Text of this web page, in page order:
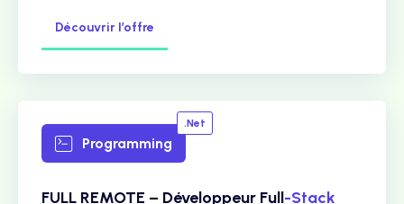
Découvrir l’offre
Programming
.Net
FULL REMOTE – Développeur Full-Stack